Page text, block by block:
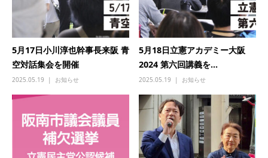
5月17日小川淳也幹事長来阪 青
空対話集会を開催
2025.05.19 お知らせ
5月18日立憲アカデミー大阪
2024 第六回講義を...
2025.05.19 お知らせ